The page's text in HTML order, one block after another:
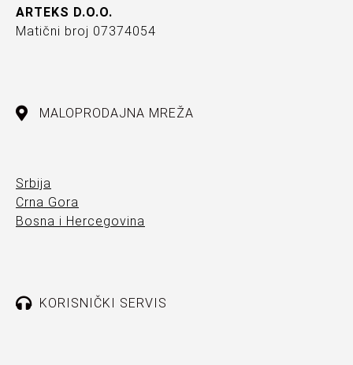
ARTEKS D.O.O.
Matični broj 07374054
MALOPRODAJNA MREŽA
Srbija
Crna Gora
Bosna i Hercegovina
KORISNIČKI SERVIS